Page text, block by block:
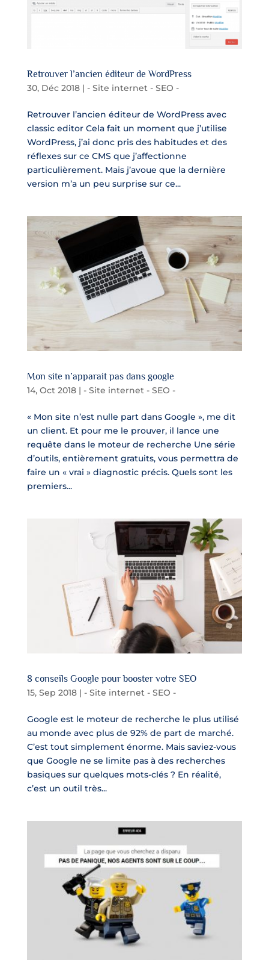
Retrouver l’ancien éditeur de WordPress
30, Déc 2018| - Site internet - SEO -
Retrouver l’ancien éditeur de WordPress avec
classic editor Cela fait un moment que j’utilise
WordPress, j’ai donc pris des habitudes et des
réflexes sur ce CMS que j’affectionne
particulièrement. Mais j’avoue que la dernière
version m’a un peu surprise sur ce...
Mon site n’apparait pas dans google
14, Oct 2018| - Site internet - SEO -
« Mon site n’est nulle part dans Google », me dit
un client. Et pour me le prouver, il lance une
requête dans le moteur de recherche Une série
d’outils, entièrement gratuits, vous permettra de
faire un « vrai » diagnostic précis. Quels sont les
premiers...
8 conseils Google pour booster votre SEO
15, Sep 2018| - Site internet - SEO -
Google est le moteur de recherche le plus utilisé
au monde avec plus de 92% de part de marché.
C’est tout simplement énorme. Mais saviez-vous
que Google ne se limite pas à des recherches
basiques sur quelques mots-clés ? En réalité,
c’est un outil très...